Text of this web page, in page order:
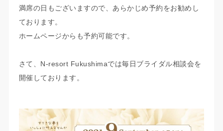
満席の日もございますので、あらかじめ予約をお勧めし
ております。
ホームページからも予約可能です。
さて、N-resort Fukushimaでは毎日ブライダル相談会を
開催しております。